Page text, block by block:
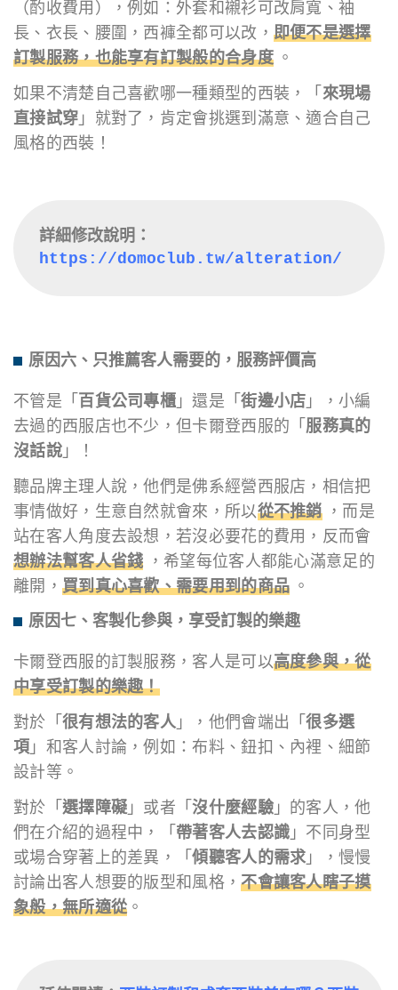
（酌收費用），例如：外套和襯衫可改肩寬、袖
長、衣長、腰圍，西褲全都可以改， 即便不是選擇
訂製服務，也能享有訂製般的合身度。
如果不清楚自己喜歡哪一種類型的西裝，「 來現場
直接試穿 」就對了，肯定會挑選到滿意、適合自己
風格的西裝！
詳細修改說明：
https://domoclub.tw/alteration/
原因六、只推薦客人需要的，服務評價高
不管是「 百貨公司專櫃 」還是「街邊小店 」，小編
去過的西服店也不少，但卡爾登西服的「 服務真的
沒話說」！
聽品牌主理人說，他們是佛系經營西服店，相信把
事情做好，生意自然就會來，所以從不推銷，而是
站在客人角度去設想，若沒必要花的費用，反而會
想辦法幫客人省錢 ，希望每位客人都能心滿意足的
離開， 買到真心喜歡、需要用到的商品 。
原因七、客製化參與，享受訂製的樂趣
卡爾登西服的訂製服務，客人是可以高度參與，從
中享受訂製的樂趣！
對於「 很有想法的客人 」，他們會端出「很多選
項 」和客人討論，例如：布料、鈕扣、內裡、細節
設計等。
對於「 選擇障礙 」或者「沒什麼經驗」的客人，他
們在介紹的過程中，「 帶著客人去認識 」不同身型
或場合穿著上的差異，「傾聽客人的需求 」，慢慢
討論出客人想要的版型和風格，不會讓客人瞎子摸
象般，無所適從 。